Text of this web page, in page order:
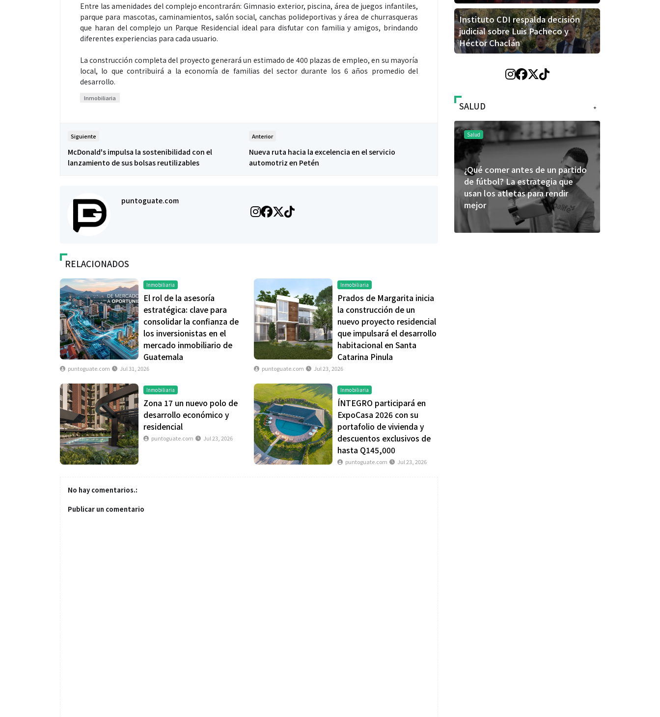
Entre las amenidades del complejo encontrarán: Gimnasio exterior, piscina, área de juegos infantiles,
parque para mascotas, caminamientos, salón social, canchas polideportivas y área de churrasqueras
que haran del complejo un Parque Residencial ideal para disfutar con familia y amigos, brindando
diferentes experiencias para cada usuario.
La construcción completa del proyecto generará un estimado de 400 plazas de empleo, en su mayoría
local, lo que contribuirá a la economía de familias del sector durante los 6 años promedio del
desarrollo.
Inmobiliaria
Siguiente
McDonald's impulsa la sostenibilidad con el
lanzamiento de sus bolsas reutilizables
Anterior
Nueva ruta hacia la excelencia en el servicio
automotriz en Petén
puntoguate.com
RELACIONADOS
Inmobiliaria
El rol de la asesoría
estratégica: clave para
consolidar la confianza de
los inversionistas en el
mercado inmobiliario de
Guatemala
puntoguate.com Jul 31, 2026
Inmobiliaria
Prados de Margarita inicia
la construcción de un
nuevo proyecto residencial
que impulsará el desarrollo
habitacional en Santa
Catarina Pinula
puntoguate.com Jul 23, 2026
Inmobiliaria
Zona 17 un nuevo polo de
desarrollo económico y
residencial
puntoguate.com Jul 23, 2026
Inmobiliaria
ÍNTEGRO participará en
ExpoCasa 2026 con su
portafolio de vivienda y
descuentos exclusivos de
hasta Q145,000
puntoguate.com Jul 23, 2026
No hay comentarios.:
Publicar un comentario
Instituto CDI respalda decisión
judicial sobre Luis Pacheco y
Héctor Chaclán
+
SALUD
Salud
¿Qué comer antes de un partido
de fútbol? La estrategia que
usan los atletas para rendir
mejor
El cuidado de la piel va mucho
Día Mundial Contra La Hepatitis:
¿Qué comer antes de un partido